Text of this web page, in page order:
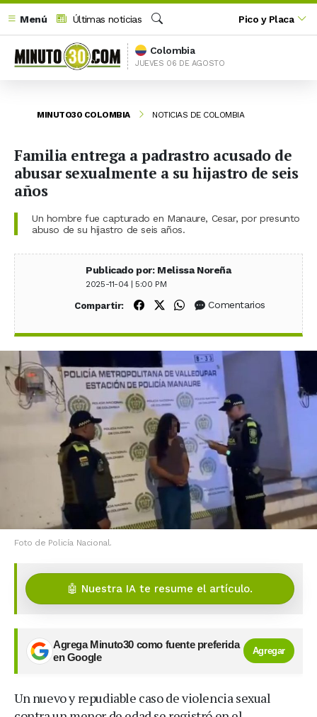
Menú
Últimas noticias
Buscar
Pico y Placa
Colombia
JUEVES 06 DE AGOSTO
MINUTO30 COLOMBIA NOTICIAS DE COLOMBIA
Familia entrega a padrastro acusado de
abusar sexualmente a su hijastro de seis
años
Un hombre fue capturado en Manaure, Cesar, por presunto
abuso de su hijastro de seis años.
Publicado por: Melissa Noreña
2025-11-04 | 5:00 PM
Compartir: Compartir en Facebook
Compartir en X (Twitter)
Compartir en WhatsApp
Comentarios
Foto de Policía Nacional.
🤖 Nuestra IA te resume el artículo.
Agrega Minuto30 como fuente preferida
en Google
Agregar
Un nuevo y repudiable caso de violencia sexual